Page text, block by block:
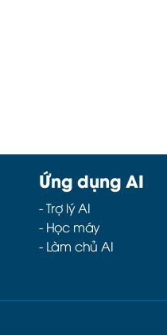
Ứng dụng AI
-Trợ lý AI
- Học máy
- Làm chủ AI